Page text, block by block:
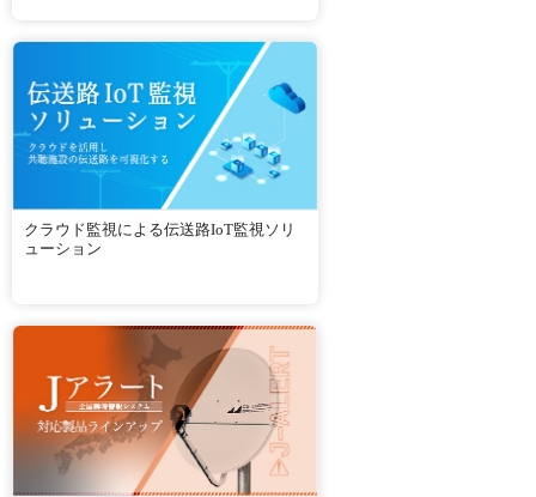
クラウド監視による伝送路IoT監視ソリ
ューション